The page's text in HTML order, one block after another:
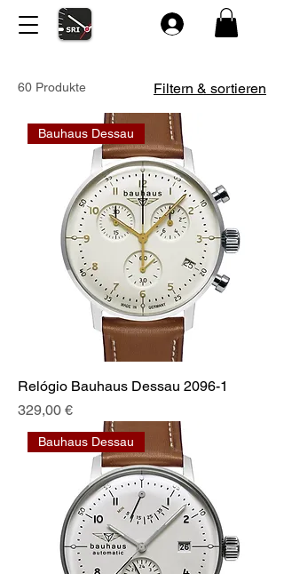
60 Produkte Filtern & sortieren
Bauhaus Dessau
Relógio Bauhaus Dessau 2096-1
Preis
329,00 €
Bauhaus Dessau